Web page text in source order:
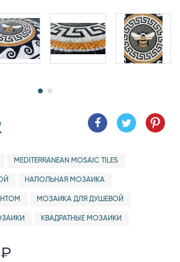
MEDITERRANEAN MOSAIC TILES
НАПОЛЬНАЯ МОЗАИКА
МОЗАИКА ДЛЯ ДУШЕВОЙ
КВАДРАТНЫЕ МОЗАИКИ